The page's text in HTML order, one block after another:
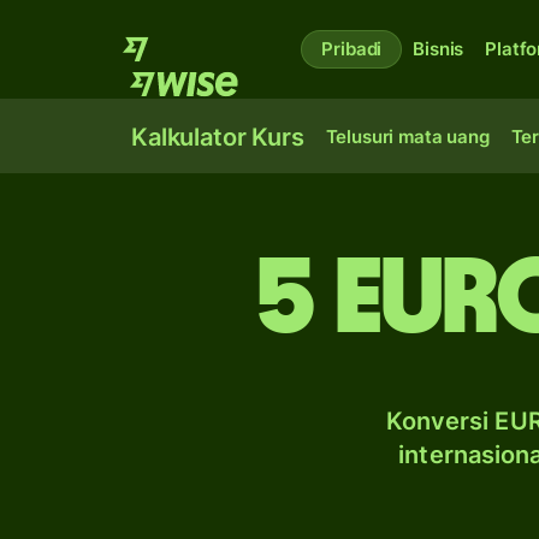
Pribadi Bisnis
Kalkulator Kurs Telusuri mata uang
5
Konversi